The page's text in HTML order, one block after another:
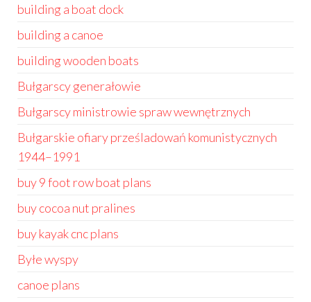
building a boat dock
building a canoe
building wooden boats
Bułgarscy generałowie
Bułgarscy ministrowie spraw wewnętrznych
Bułgarskie ofiary prześladowań komunistycznych
1944–1991
buy 9 foot row boat plans
buy cocoa nut pralines
buy kayak cnc plans
Byłe wyspy
canoe plans